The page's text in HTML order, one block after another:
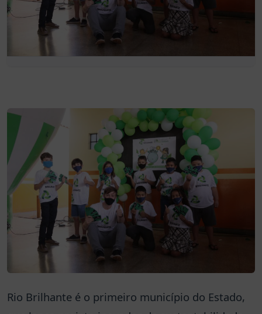
Rio Brilhante é o primeiro município do Estado,